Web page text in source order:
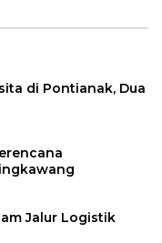
di Pontianak, Dua
Jalur Logistik